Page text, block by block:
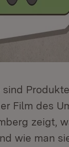
Film des
zeigt,
wie man